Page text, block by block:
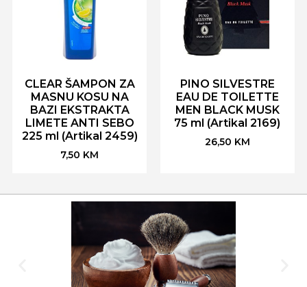
CLEAR ŠAMPON ZA
MASNU KOSU NA
BAZI EKSTRAKTA
LIMETE ANTI SEBO
225 ml (Artikal 2459)
7,50 KM
PINO SILVESTRE
EAU DE TOILETTE
MEN BLACK MUSK
75 ml (Artikal 2169)
26,50 KM